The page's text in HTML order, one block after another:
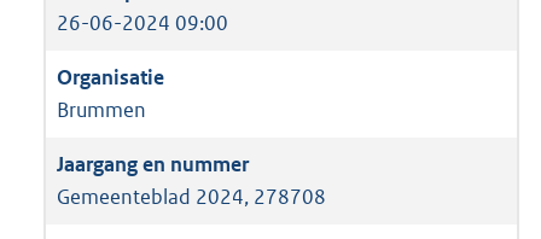
26-06-2024 09:00
Brummen
Gemeenteblad 2024, 278708